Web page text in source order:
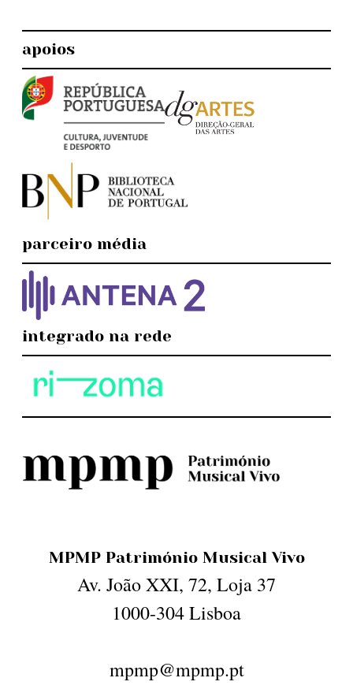
apoios
parceiro média
integrado na rede
MPMP Património Musical Vivo
Av. João XXI, 72, Loja 37
1000-304 Lisboa
mpmp@mpmp.pt